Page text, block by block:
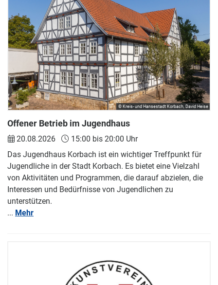
Offener Betrieb im Jugendhaus
20.08.2026
15:00 bis 20:00 Uhr
Das Jugendhaus Korbach ist ein wichtiger Treffpunkt für
Jugendliche in der Stadt Korbach. Es bietet eine Vielzahl
von Aktivitäten und Programmen, die darauf abzielen, die
Interessen und Bedürfnisse von Jugendlichen zu
unterstützen.
... Mehr
© Kreis- und Hansestadt Korbach, David Heise